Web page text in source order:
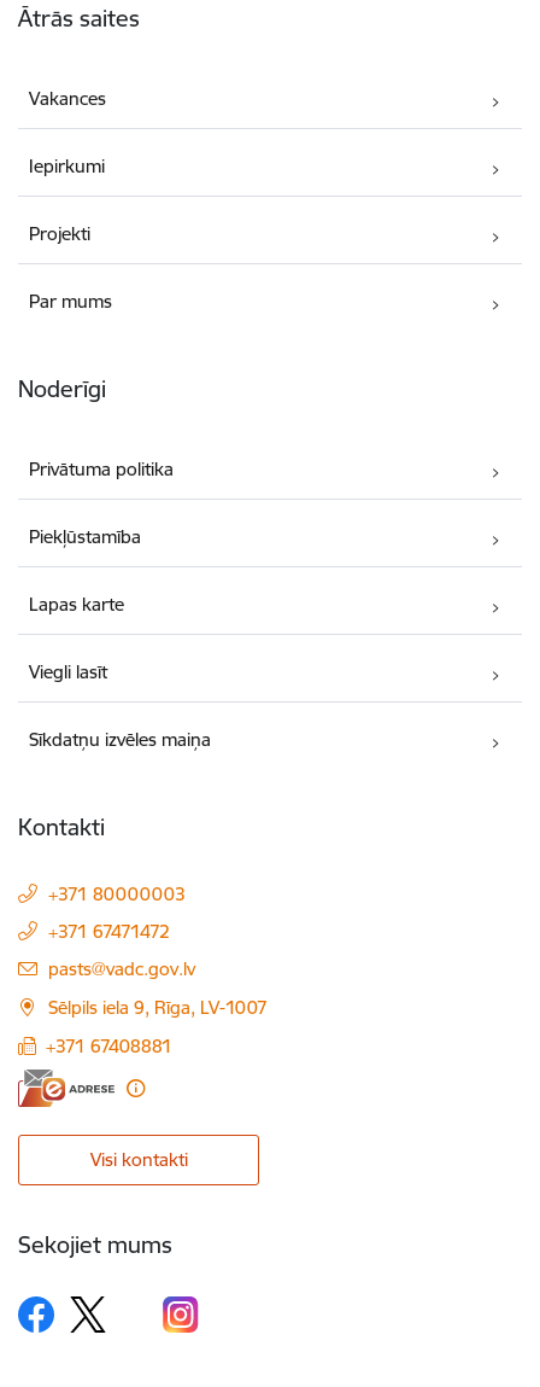
Ātrās saites
Vakances
Iepirkumi
Projekti
Par mums
Noderīgi
Privātuma politika
Piekļūstamība
Lapas karte
Viegli lasīt
Sīkdatņu izvēles maiņa
Kontakti
+371 80000003
+371 67471472
E-pasts:
pasts@vadc.gov.lv
Sēlpils iela 9, Rīga, LV-1007
+371 67408881
Visi kontakti
Sekojiet mums